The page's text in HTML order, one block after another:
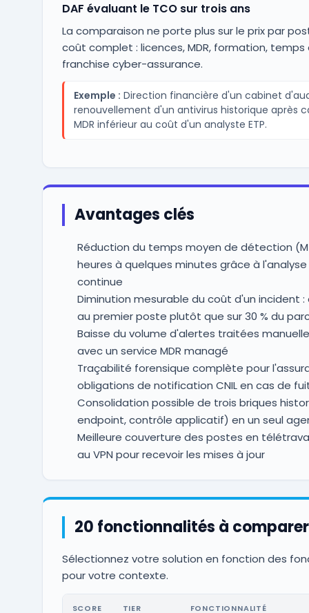
DAF évaluant le TCO sur trois ans
La comparaison ne porte plus sur le prix par
coût complet : licences, MDR, formation,
franchise cyber-assurance.
Exemple : Direction financière d'un cabinet
renouvellement d'un antivirus historique après
MDR inférieur au coût d'un analyste ETP.
Avantages clés
Réduction du temps moyen de détection
heures à quelques minutes grâce à
continue
Diminution mesurable du coût d'un incident
au premier poste plutôt que sur 30 % du
Baisse du volume d'alertes traitées
avec un service MDR managé
Traçabilité forensique complète pour
obligations de notification CNIL en cas de
Consolidation possible de trois briques
endpoint, contrôle applicatif) en un seul
Meilleure couverture des postes en
au VPN pour recevoir les mises à jour
20 fonctionnalités à comparer
Sélectionnez votre solution en fonction des
pour votre contexte.
SCORE TIER FONCTIONNALITÉ